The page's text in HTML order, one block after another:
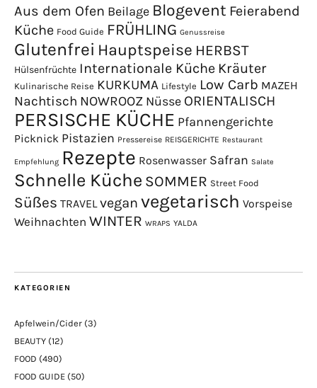
Aus dem Ofen Beilage Blogevent Feierabend
Küche Food Guide FRÜHLING Genussreise
Glutenfrei Hauptspeise HERBST
Hülsenfrüchte Internationale Küche Kräuter
Kulinarische Reise KURKUMA Lifestyle Low Carb MAZEH
Nachtisch NOWROOZ Nüsse ORIENTALISCH
PERSISCHE KÜCHE Pfannengerichte
Picknick Pistazien Pressereise REISGERICHTE Restaurant
Empfehlung Rezepte Rosenwasser Safran Salate
Schnelle Küche SOMMER Street Food
Süßes TRAVEL vegan vegetarisch Vorspeise
Weihnachten WINTER WRAPS YALDA
KATEGORIEN
Apfelwein/Cider (3)
BEAUTY (12)
FOOD (490)
FOOD GUIDE (50)